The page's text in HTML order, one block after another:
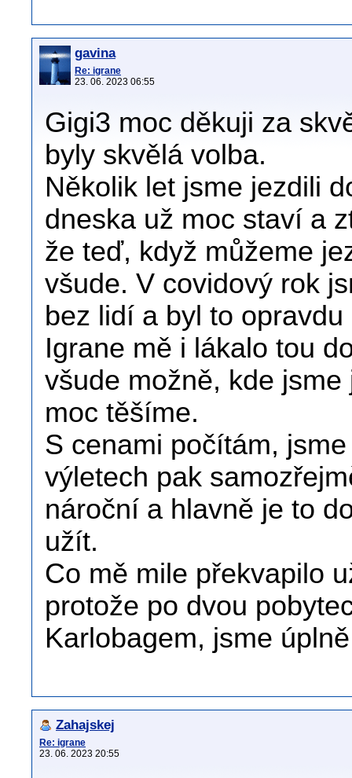
gavina
Re: igrane
23. 06. 2023 06:55
Gigi3 moc děkuji za
byly skvělá volba.
Několik let jsme jezdili
dneska už moc staví a
že teď, když můžeme
všude. V covidový rok
bez lidí a byl to
Igrane mě i lákalo tou
všude možně, kde
moc těšíme.
S cenami počítám,
výletech pak
nároční a hlavně je to
užít.
Co mě mile překvapilo
protože po dvou
Karlobagem, jsme
Zahajskej
Re: igrane
23. 06. 2023 20:55